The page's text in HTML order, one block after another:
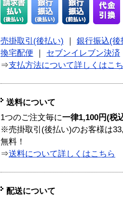
売掛取引(後払い)
銀行振込(後
換宅配便
セブンイレブン決済
⇒支払方法について詳しくはこ
送料について
1つのご注文毎に一律1,100円(税
※売掛取引(後払い)のお客様は
無料！
⇒送料について詳しくはこちら
配送について